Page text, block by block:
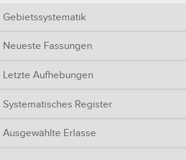
Gebietssystematik
Neueste Fassungen
Letzte Aufhebungen
Systematisches Register
Ausgewählte Erlasse